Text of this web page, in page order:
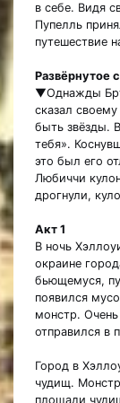
в себе. Видя
Пупелль
путешествие
Развёрнутое
▼Однажды
сказал
быть звёзды.
тебя».
это был его
Любиччи
дрогнули,
Акт 1
В ночь
окраине
бьющемуся,
появился
монстр.
отправился в
Город в
чудищ.
площади